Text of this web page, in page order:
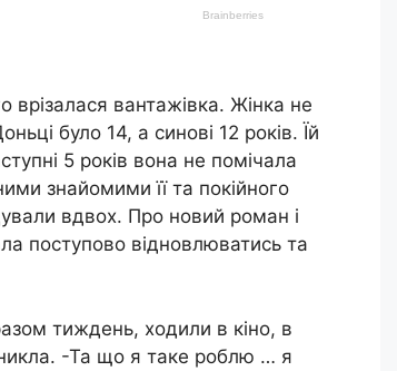
врізалася вантажівка. Жінка не
було 14, а синові 12 років. Їй
5 років вона не помічала
знайомими її та покійного
вдвох. Про новий роман і
поступово відновлюватись та
тиждень, ходили в кіно, в
-Та що я таке роблю … я